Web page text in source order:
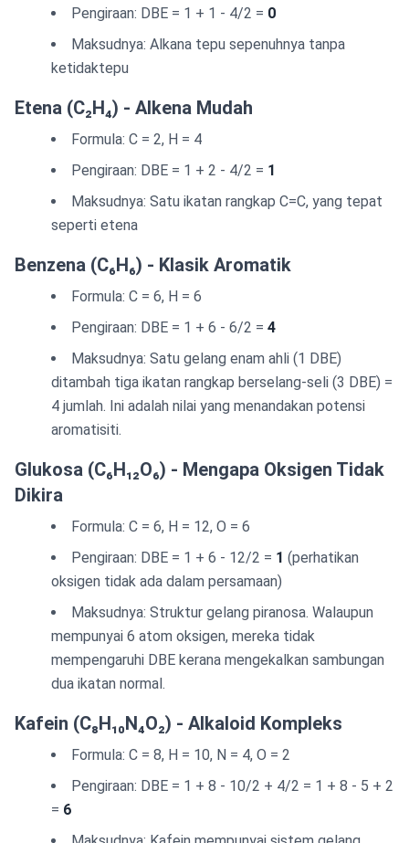
Pengiraan: DBE = 1 + 1 - 4/2 = 0
Maksudnya: Alkana tepu sepenuhnya tanpa
ketidaktepu
Etena (C₂H₄) - Alkena Mudah
Formula: C = 2, H = 4
Pengiraan: DBE = 1 + 2 - 4/2 = 1
Maksudnya: Satu ikatan rangkap C=C, yang tepat
seperti etena
Benzena (C₆H₆) - Klasik Aromatik
Formula: C = 6, H = 6
Pengiraan: DBE = 1 + 6 - 6/2 = 4
Maksudnya: Satu gelang enam ahli (1 DBE)
ditambah tiga ikatan rangkap berselang-seli (3 DBE) =
4 jumlah. Ini adalah nilai yang menandakan potensi
aromatisiti.
Glukosa (C₆H₁₂O₆) - Mengapa Oksigen Tidak
Dikira
Formula: C = 6, H = 12, O = 6
Pengiraan: DBE = 1 + 6 - 12/2 = 1 (perhatikan
oksigen tidak ada dalam persamaan)
Maksudnya: Struktur gelang piranosa. Walaupun
mempunyai 6 atom oksigen, mereka tidak
mempengaruhi DBE kerana mengekalkan sambungan
dua ikatan normal.
Kafein (C₈H₁₀N₄O₂) - Alkaloid Kompleks
Formula: C = 8, H = 10, N = 4, O = 2
Pengiraan: DBE = 1 + 8 - 10/2 + 4/2 = 1 + 8 - 5 + 2
= 6